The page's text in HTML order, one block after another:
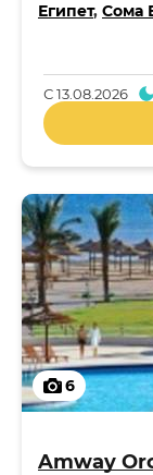
Египет, Сома
С13.08.2026
6
Amway